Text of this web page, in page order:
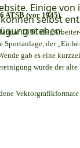
Einige
selbst
stehen.
ATSB (vor 1945)
1896 als
Sportanlage, der
gab es eine
wurde der